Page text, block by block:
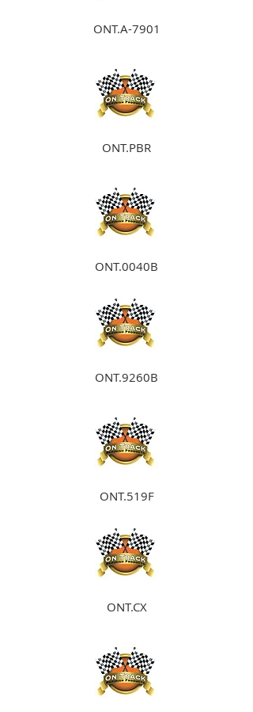
ONT.A-7901
ONT.PBR
ONT.0040B
ONT.9260B
ONT.519F
ONT.CX